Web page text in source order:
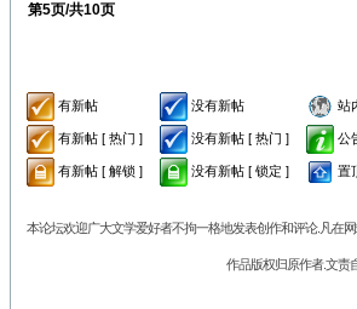
第5页/共10页
有新帖 没有新帖 站
有新帖 [ 热门 ] 没有新帖 [ 热门 ] 公
有新帖 [ 解锁 ] 没有新帖 [ 锁定 ] 置
本论坛欢迎广大文学爱好者不拘一格地发表创作和评论.凡在
作品版权归原作者.文责